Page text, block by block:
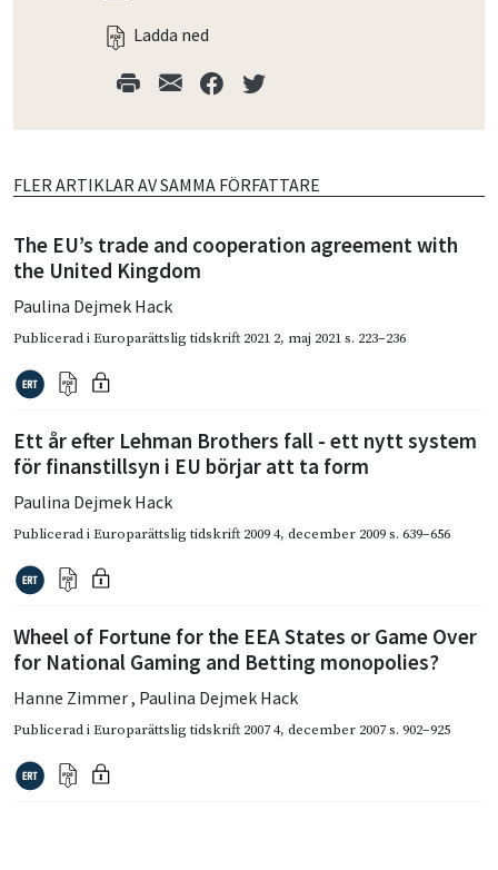
Ladda ned
FLER ARTIKLAR AV SAMMA FÖRFATTARE
The EU’s trade and cooperation agreement with
the United Kingdom
Paulina Dejmek Hack
Publicerad iEuroparättslig tidskrift 2021 2, maj 2021s. 223–236
Ett år efter Lehman Brothers fall - ett nytt system
för finanstillsyn i EU börjar att ta form
Paulina Dejmek Hack
Publicerad iEuroparättslig tidskrift 2009 4, december 2009s. 639–656
Wheel of Fortune for the EEA States or Game Over
for National Gaming and Betting monopolies?
Hanne Zimmer, Paulina Dejmek Hack
Publicerad iEuroparättslig tidskrift 2007 4, december 2007s. 902–925